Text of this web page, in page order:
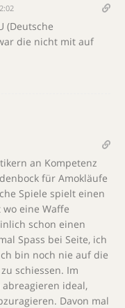
(Deutsche
die nicht mit auf
an Kompetenz
für Amokläufe
Spiele spielt einen
eine Waffe
schon einen
Spass bei Seite, ich
bin noch nie auf die
schiessen. Im
ideal,
Davon mal